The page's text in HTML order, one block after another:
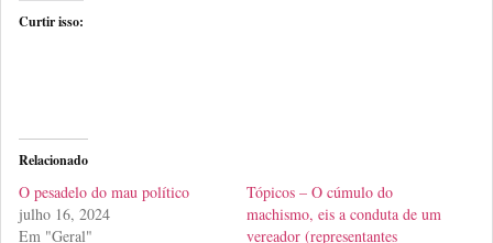
Curtir isso:
Relacionado
O pesadelo do mau político
julho 16, 2024
Em "Geral"
Tópicos – O cúmulo do
machismo, eis a conduta de um
vereador (representantes